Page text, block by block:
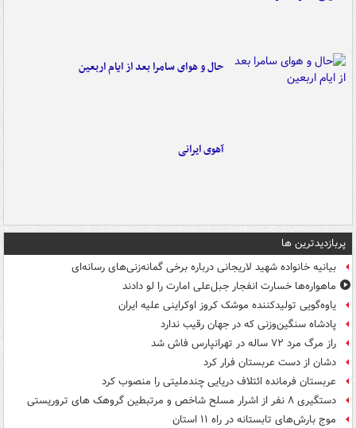
حال و هوای سامرا بعد از ایام اربعین
آهوی ایرانی
پربازدیدترین ها
بیانیه خانواده شهید لاریجانی درباره برخی گمانه‌زنی‌های رسانه‌ای
ماهواره‌ها خسارت انفجار جبل‌علی امارت را لو دادند
یاوه‌گویی تولیدکننده موشک کروز اوکراینی علیه ایران
پادشاه سنگین‌وزنی که در جهان رقیب ندارد
راز مرگ مرد ۷۲ ساله در تهرانپارس فاش شد
دشان از دست عربستان فرار کرد
عربستان فرمانده ائتلاف دریایی چندملیتی را منصوب کرد
دستگیری ۸ نفر از اشرار مسلح شاخص و مرتبطین گروهک های تروریستی
موج بارش‌های تابستانه در راه ۱۱ استان